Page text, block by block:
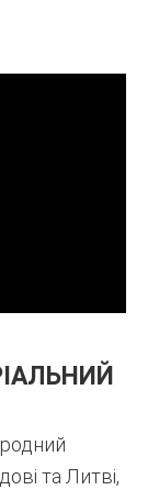
та Литві,